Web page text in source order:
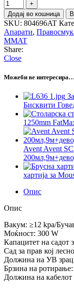
Додај во кошница
SKU: 804696AT
Апарати,
MMAT
Share:
Close
Можеби ве интересира…
Бисквити
1250mm
Avent Avent
хартија за
Опис
Опис
Вакум: ≥12 kpa/
Моќност: 300 W
Капацитет на садот
Сад за прав кој
Должина на УВ
Брзина на
Должина на кабелот